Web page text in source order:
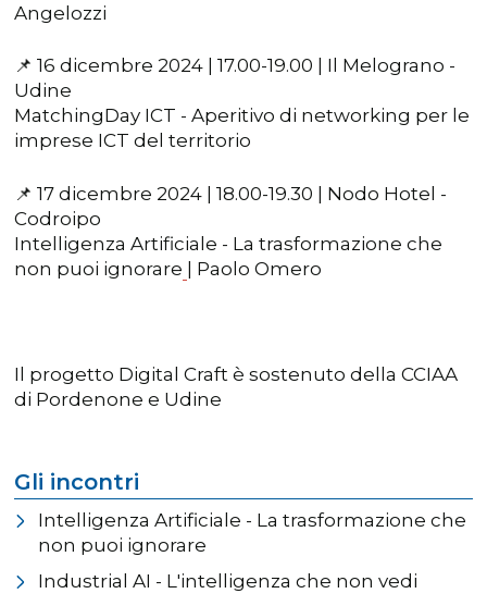
Angelozzi
📌 16 dicembre 2024 | 17.00-19.00 | Il Melograno -
Udine
MatchingDay ICT - Aperitivo di networking per le
imprese ICT del territorio
📌 17 dicembre 2024 | 18.00-19.30 | Nodo Hotel -
Codroipo
Intelligenza Artificiale - La trasformazione che
non puoi ignorare | Paolo Omero
Il progetto Digital Craft è sostenuto della CCIAA
di Pordenone e Udine
Gli incontri
Intelligenza Artificiale - La trasformazione che
non puoi ignorare
Industrial AI - L'intelligenza che non vedi